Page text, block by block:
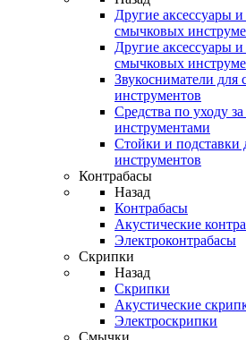
Другие аксессуары
смычковых
Другие аксессуары
смычковых
Звукосниматели для
инструментов
Средства по уходу
инструментами
Стойки и подставки
инструментов
Контрабасы
Назад
Контрабасы
Акустические
Электроконтрабасы
Скрипки
Назад
Скрипки
Акустические
Электроскрипки
Смычки